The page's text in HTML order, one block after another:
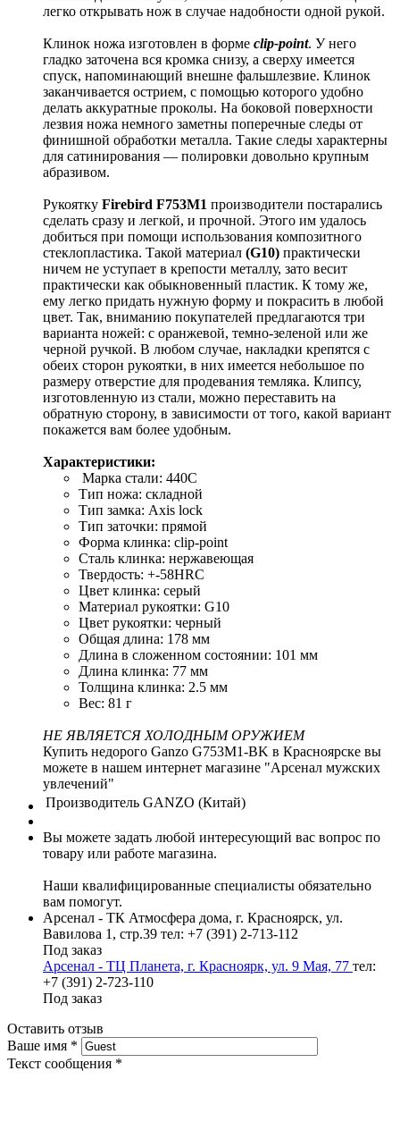
легко открывать нож в случае надобности одной рукой.
Клинок ножа изготовлен в форме clip-point. У него
гладко заточена вся кромка снизу, а сверху имеется
спуск, напоминающий внешне фальшлезвие. Клинок
заканчивается острием, с помощью которого удобно
делать аккуратные проколы. На боковой поверхности
лезвия ножа немного заметны поперечные следы от
финишной обработки металла. Такие следы характерны
для сатинирования — полировки довольно крупным
абразивом.
Рукоятку Firebird F753M1 производители постарались
сделать сразу и легкой, и прочной. Этого им удалось
добиться при помощи использования композитного
стеклопластика. Такой материал (G10) практически
ничем не уступает в крепости металлу, зато весит
практически как обыкновенный пластик. К тому же,
ему легко придать нужную форму и покрасить в любой
цвет. Так, вниманию покупателей предлагаются три
варианта ножей: с оранжевой, темно-зеленой или же
черной ручкой. В любом случае, накладки крепятся с
обеих сторон рукоятки, в них имеется небольшое по
размеру отверстие для продевания темляка. Клипсу,
изготовленную из стали, можно переставить на
обратную сторону, в зависимости от того, какой вариант
покажется вам более удобным.
Характеристики:
Марка стали: 440C
Тип ножа: складной
Тип замка: Axis lock
Тип заточки: прямой
Форма клинка: clip-point
Сталь клинка: нержавеющая
Твердость: +-58HRC
Цвет клинка: серый
Материал рукоятки: G10
Цвет рукоятки: черный
Общая длина: 178 мм
Длина в сложенном состоянии: 101 мм
Длина клинка: 77 мм
Толщина клинка: 2.5 мм
Вес: 81 г
НЕ ЯВЛЯЕТСЯ ХОЛОДНЫМ ОРУЖИЕМ
Купить недорого Ganzo G753M1-BK в Красноярске вы
можете в нашем интернет магазине "Арсенал мужских
увлечений"
Производитель GANZO (Китай)
Вы можете задать любой интересующий вас вопрос по
товару или работе магазина.
Наши квалифицированные специалисты обязательно
вам помогут.
Арсенал - ТК Атмосфера дома, г. Красноярск, ул.
Вавилова 1, стр.39 тел: +7 (391) 2-713-112
Под заказ
Арсенал - ТЦ Планета, г. Красноярк, ул. 9 Мая, 77 тел:
+7 (391) 2-723-110
Под заказ
Оставить отзыв
Ваше имя *
Текст сообщения *